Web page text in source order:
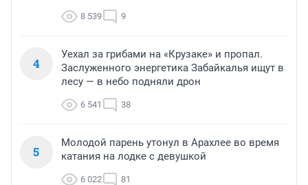
8 539 9
4
Уехал за грибами на «Крузаке» и пропал.
Заслуженного энергетика Забайкалья ищут в
лесу — в небо подняли дрон
6 541 38
5
Молодой парень утонул в Арахлее во время
катания на лодке с девушкой
6 022 81